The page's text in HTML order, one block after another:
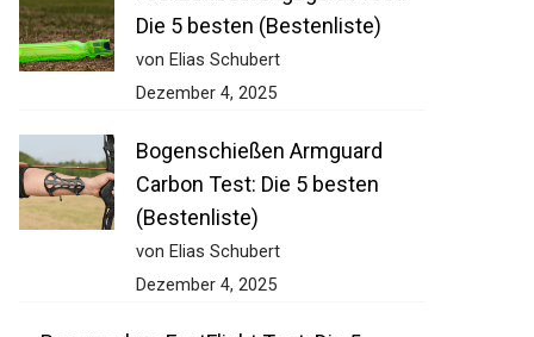
Pfeilbefiederungsgerät Test:
Die 5 besten (Bestenliste)
von Elias Schubert
Bogenschießen Armguard
Carbon Test: Die 5 besten
(Bestenliste)
von Elias Schubert